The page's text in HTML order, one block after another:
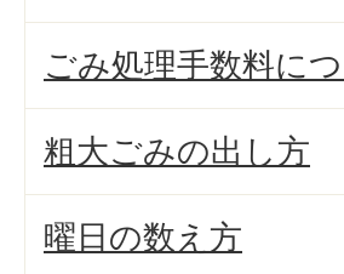
ごみ処理手数料に
粗大ごみの出し方
曜日の数え方